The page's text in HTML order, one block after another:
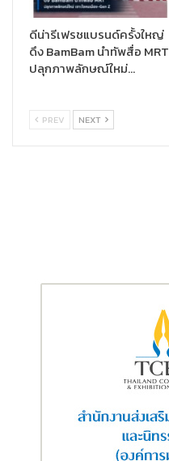
ดีน่ารีเฟรชแบรนด์ครั้งใหญ่
ดึง BamBam นำทัพสื่อ MRT
ปลุกภาพลักษณ์ใหม่…
PREV NEXT